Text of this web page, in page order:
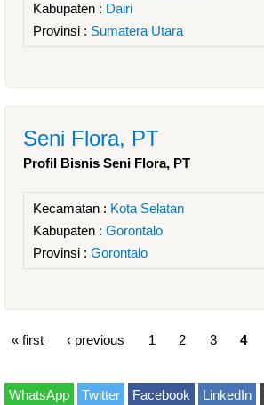
Kabupaten : Dairi
Provinsi : Sumatera Utara
Seni Flora, PT
Profil Bisnis Seni Flora, PT
Kecamatan : Kota Selatan
Kabupaten : Gorontalo
Provinsi : Gorontalo
« first ‹ previous 1 2 3 4
WhatsApp Twitter Facebook LinkedIn